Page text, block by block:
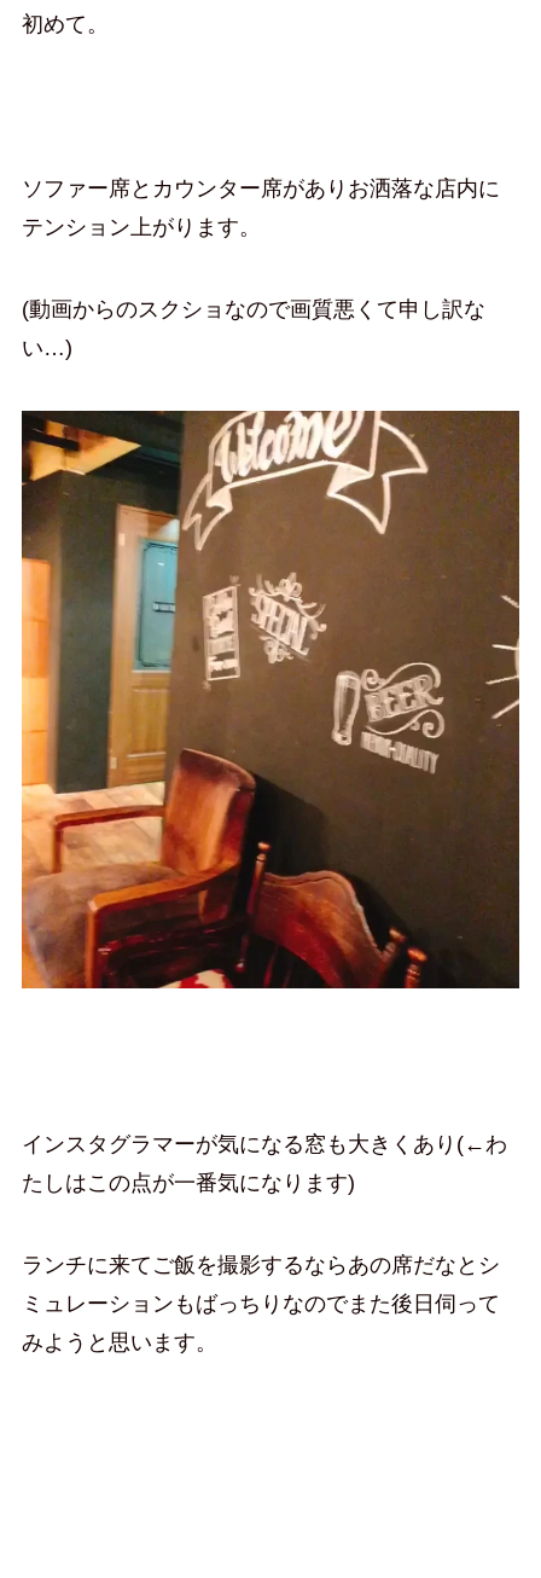
初めて。
ソファー席とカウンター席がありお洒落な店内に
テンション上がります。
(動画からのスクショなので画質悪くて申し訳な
い…)
インスタグラマーが気になる窓も大きくあり(←わ
たしはこの点が一番気になります)
ランチに来てご飯を撮影するならあの席だなとシ
ミュレーションもばっちりなのでまた後日伺って
みようと思います。